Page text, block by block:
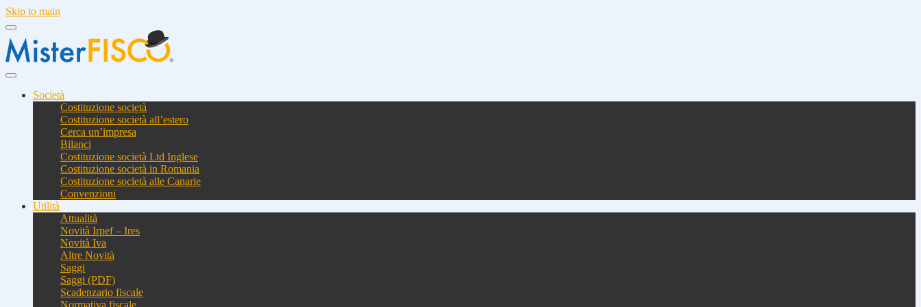
Skip to main
Società
Costituzione società
Costituzione società all’estero
Cerca un’impresa
Bilanci
Costituzione società Ltd Inglese
Costituzione società in Romania
Costituzione società alle Canarie
Convenzioni
Utilità
Attualità
Novità Irpef – Ires
Novità Iva
Altre Novità
Saggi
Saggi (PDF)
Scadenzario fiscale
Normativa fiscale